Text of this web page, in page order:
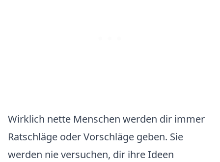
Wirklich nette Menschen werden dir immer
Ratschläge oder Vorschläge geben. Sie
werden nie versuchen, dir ihre Ideen